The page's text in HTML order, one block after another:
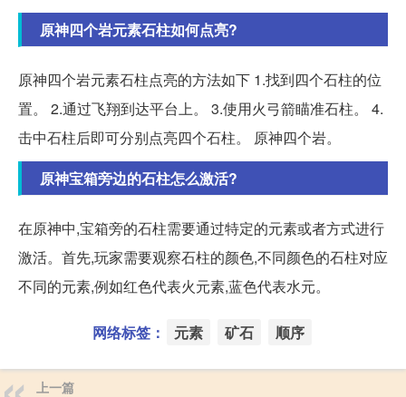
原神四个岩元素石柱如何点亮?
原神四个岩元素石柱点亮的方法如下 1.找到四个石柱的位
置。 2.通过飞翔到达平台上。 3.使用火弓箭瞄准石柱。 4.
击中石柱后即可分别点亮四个石柱。 原神四个岩。
原神宝箱旁边的石柱怎么激活?
在原神中,宝箱旁的石柱需要通过特定的元素或者方式进行
激活。首先,玩家需要观察石柱的颜色,不同颜色的石柱对应
不同的元素,例如红色代表火元素,蓝色代表水元。
网络标签： 元素 矿石 顺序
上一篇